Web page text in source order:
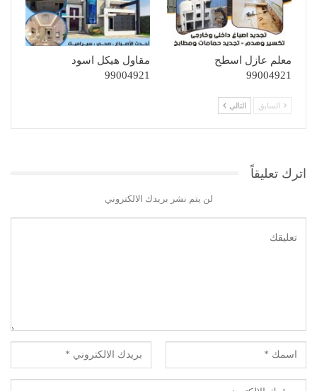
معلم عازل اسطح
99004921
مقاول هيكل اسود
99004921
السابق التالي
اترك تعليقاً
لن يتم نشر بريدك الالكتروني